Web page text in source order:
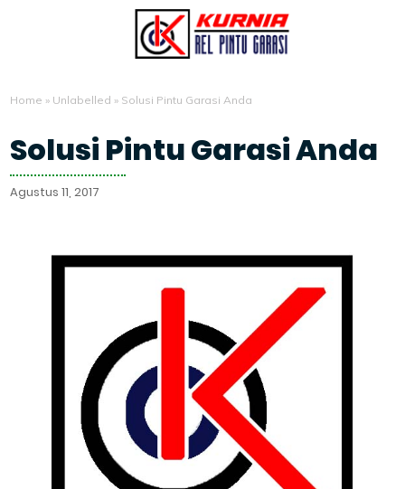
Home » Unlabelled » Solusi Pintu Garasi Anda
Solusi Pintu Garasi Anda
Agustus 11, 2017